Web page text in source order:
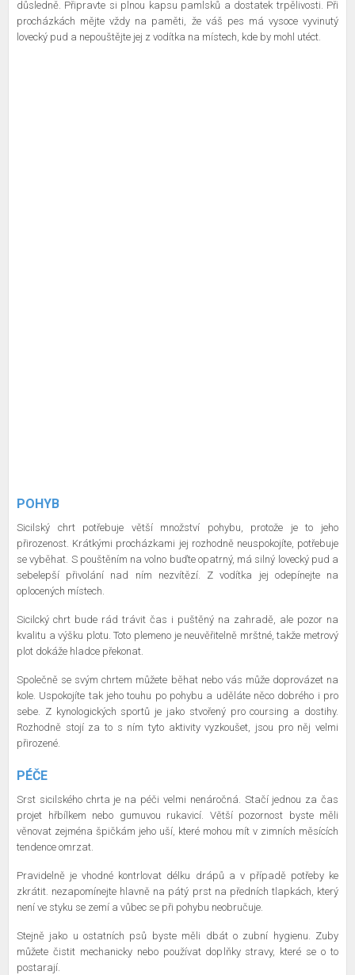
důsledně. Připravte si plnou kapsu pamlsků a dostatek trpělivosti. Při
procházkách mějte vždy na paměti, že váš pes má vysoce vyvinutý
lovecký pud a nepouštějte jej z vodítka na místech, kde by mohl utéct.
POHYB
Sicilský chrt potřebuje větší množství pohybu, protože je to jeho
přirozenost. Krátkými procházkami jej rozhodně neuspokojíte, potřebuje
se vyběhat. S pouštěním na volno buďte opatrný, má silný lovecký pud a
sebelepší přivolání nad ním nezvítězí. Z vodítka jej odepínejte na
oplocených místech.
Sicilcký chrt bude rád trávit čas i puštěný na zahradě, ale pozor na
kvalitu a výšku plotu. Toto plemeno je neuvěřitelně mrštné, takže metrový
plot dokáže hladce překonat.
Společně se svým chrtem můžete běhat nebo vás může doprovázet na
kole. Uspokojíte tak jeho touhu po pohybu a uděláte něco dobrého i pro
sebe. Z kynologických sportů je jako stvořený pro coursing a dostihy.
Rozhodně stojí za to s ním tyto aktivity vyzkoušet, jsou pro něj velmi
přirozené.
PÉČE
Srst sicilského chrta je na péči velmi nenáročná. Stačí jednou za čas
projet hřbílkem nebo gumuvou rukavicí. Větší pozornost byste měli
věnovat zejména špičkám jeho uší, které mohou mít v zimních měsících
tendence omrzat.
Pravidelně je vhodné kontrlovat délku drápů a v případě potřeby ke
zkrátit. nezapomínejte hlavně na pátý prst na předních tlapkách, který
není ve styku se zemí a vůbec se při pohybu neobručuje.
Stejně jako u ostatních psů byste měli dbát o zubní hygienu. Zuby
můžete čistit mechanicky nebo používat doplňky stravy, které se o to
postarají.